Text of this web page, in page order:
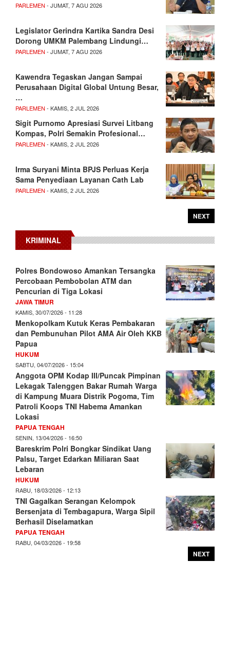
PARLEMEN - JUMAT, 7 AGU 2026
Legislator Gerindra Kartika Sandra Desi
Dorong UMKM Palembang Lindungi…
PARLEMEN - JUMAT, 7 AGU 2026
Kawendra Tegaskan Jangan Sampai
Perusahaan Digital Global Untung Besar,
…
PARLEMEN - KAMIS, 2 JUL 2026
Sigit Purnomo Apresiasi Survei Litbang
Kompas, Polri Semakin Profesional…
PARLEMEN - KAMIS, 2 JUL 2026
Irma Suryani Minta BPJS Perluas Kerja
Sama Penyediaan Layanan Cath Lab
PARLEMEN - KAMIS, 2 JUL 2026
NEXT
KRIMINAL
Polres Bondowoso Amankan Tersangka
Percobaan Pembobolan ATM dan
Pencurian di Tiga Lokasi
JAWA TIMUR
KAMIS, 30/07/2026 - 11:28
Menkopolkam Kutuk Keras Pembakaran
dan Pembunuhan Pilot AMA Air Oleh KKB
Papua
HUKUM
SABTU, 04/07/2026 - 15:04
Anggota OPM Kodap III/Puncak Pimpinan
Lekagak Talenggen Bakar Rumah Warga
di Kampung Muara Distrik Pogoma, Tim
Patroli Koops TNI Habema Amankan
Lokasi
PAPUA TENGAH
SENIN, 13/04/2026 - 16:50
Bareskrim Polri Bongkar Sindikat Uang
Palsu, Target Edarkan Miliaran Saat
Lebaran
HUKUM
RABU, 18/03/2026 - 12:13
TNI Gagalkan Serangan Kelompok
Bersenjata di Tembagapura, Warga Sipil
Berhasil Diselamatkan
PAPUA TENGAH
RABU, 04/03/2026 - 19:58
NEXT